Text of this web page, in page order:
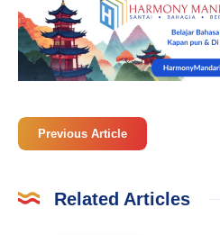
Previous Article
Related Articles